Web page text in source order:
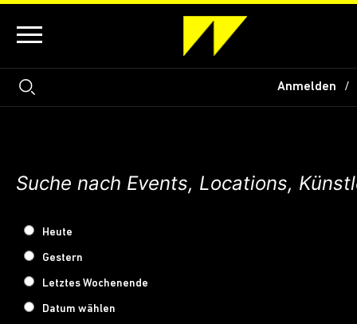
Anmelden
Heute
Gestern
Letztes Wochenende
Datum wählen